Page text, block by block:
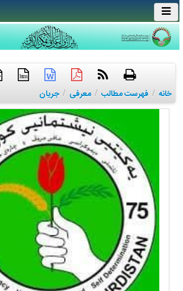
htm
خانه / فهرست مطالب / معرفی / جریان